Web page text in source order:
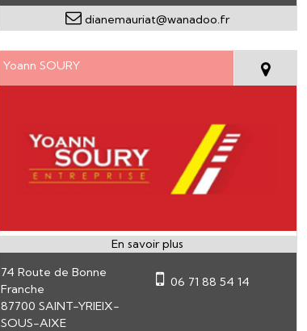
dianemauriat@wanadoo.fr
Yoann SOURY
74 Route de Bonne
Franche
87700 SAINT-YRIEIX-
SOUS-AIXE
06 71 88 54 14